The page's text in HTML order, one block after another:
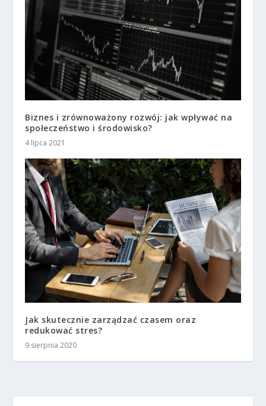
Biznes i zrównoważony rozwój: jak wpływać na
społeczeństwo i środowisko?
4 lipca 2021
Jak skutecznie zarządzać czasem oraz
redukować stres?
9 sierpnia 2020